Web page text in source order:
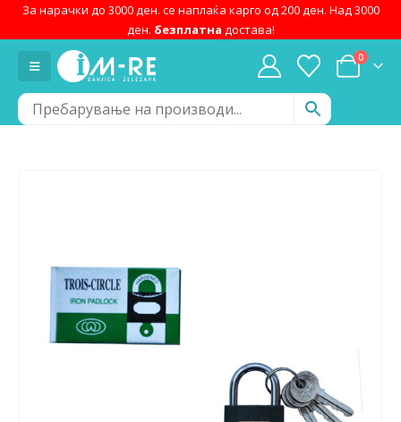
За нарачки до 3000 ден. се наплаќа карго од 200 ден. Над 3000
ден. безплатна достава!
0